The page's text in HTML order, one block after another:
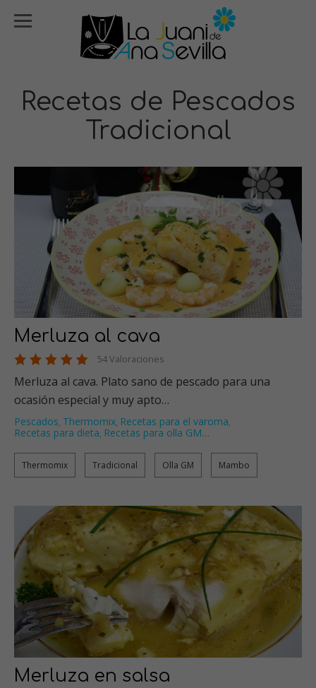
Recetas de Pescados
Tradicional
Merluza al cava
54 Valoraciones
Merluza al cava. Plato sano de pescado para una
ocasión especial y muy apto…
Pescados, Thermomix, Recetas para el varoma,
Recetas para dieta, Recetas para olla GM…
Thermomix Tradicional Olla GM Mambo
Merluza en salsa